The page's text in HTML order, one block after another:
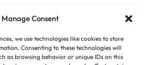
Manage Consent
we use technologies like cookies to store
Consenting to these technologies will
as browsing behavior or unique IDs on this
updates and more.